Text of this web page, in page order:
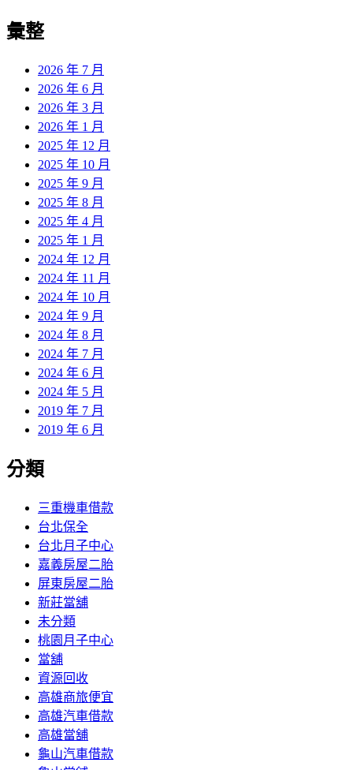
彙整
2026 年 7 月
2026 年 6 月
2026 年 3 月
2026 年 1 月
2025 年 12 月
2025 年 10 月
2025 年 9 月
2025 年 8 月
2025 年 4 月
2025 年 1 月
2024 年 12 月
2024 年 11 月
2024 年 10 月
2024 年 9 月
2024 年 8 月
2024 年 7 月
2024 年 6 月
2024 年 5 月
2019 年 7 月
2019 年 6 月
分類
三重機車借款
台北保全
台北月子中心
嘉義房屋二胎
屏東房屋二胎
新莊當舖
未分類
桃園月子中心
當舖
資源回收
高雄商旅便宜
高雄汽車借款
高雄當舖
龜山汽車借款